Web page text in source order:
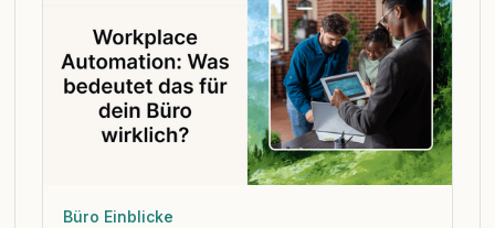
Büro Einblicke